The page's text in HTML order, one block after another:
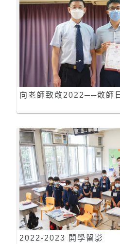
向老師致敬2022──敬師
2022-2023 開學留影